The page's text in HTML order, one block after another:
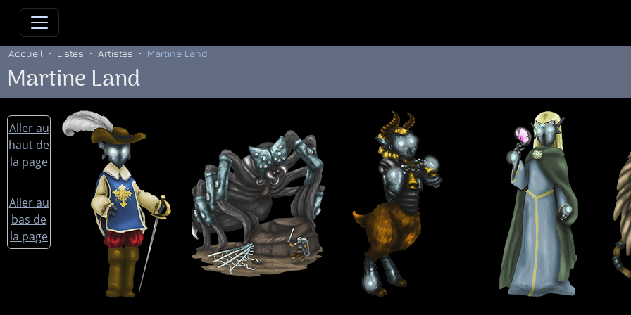
Allez directement au contenu
Accueil Listes Artistes Martine Land
Martine Land
Aller au
haut de
la page
Aller au
bas de
la page